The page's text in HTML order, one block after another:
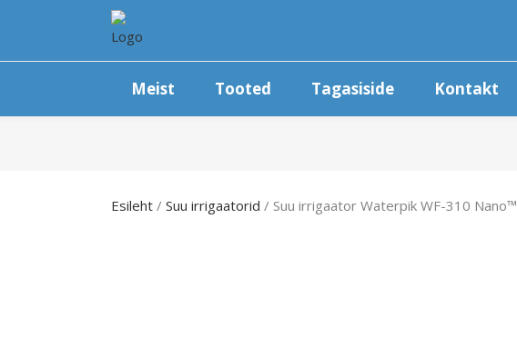
Meist Tooted Tagasiside Kontakt
Esileht / Suu irrigaatorid / Suu irrigaator Waterpik WF-310 Nano™